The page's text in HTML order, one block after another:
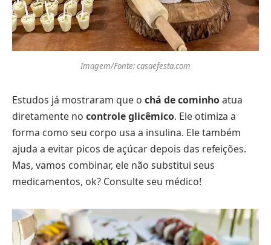
Imagem/Fonte: casaefesta.com
Estudos já mostraram que o chá de cominhoatua
diretamente no controle glicêmico. Ele otimiza a
forma como seu corpo usa a insulina. Ele também
ajuda a evitar picos de açúcar depois das refeições.
Mas, vamos combinar, ele não substitui seus
medicamentos, ok? Consulte seu médico!